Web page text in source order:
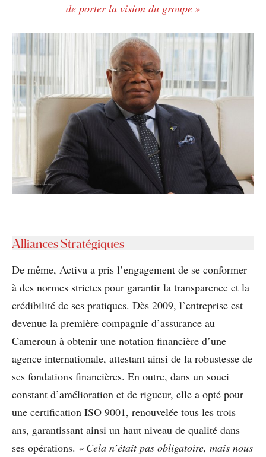
de porter la vision du groupe »
Alliances Stratégiques
De même, Activa a pris l’engagement de se conformer
à des normes strictes pour garantir la transparence et la
crédibilité de ses pratiques. Dès 2009, l’entreprise est
devenue la première compagnie d’assurance au
Cameroun à obtenir une notation financière d’une
agence internationale, attestant ainsi de la robustesse de
ses fondations financières. En outre, dans un souci
constant d’amélioration et de rigueur, elle a opté pour
une certification ISO 9001, renouvelée tous les trois
ans, garantissant ainsi un haut niveau de qualité dans
ses opérations. « Cela n’était pas obligatoire, mais nous